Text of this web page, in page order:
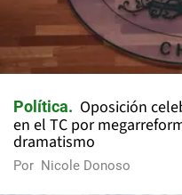
Política
Oposición
en el TC por
dramatismo
Por Nicole Donoso